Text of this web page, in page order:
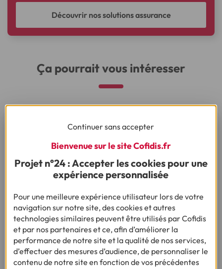
Découvrir nos solutions assurance
Ça pourrait vous intéresser
Vous nous avez posé la question, on vous
Besoin d'en savoir plus sur le crédit ?
Continuer sans accepter
Bienvenue sur le site Cofidis.fr
Projet n°24 : Accepter les cookies pour une
expérience personnalisée
Pour une meilleure expérience utilisateur lors de votre
navigation sur notre site, des cookies et autres
technologies similaires peuvent être utilisés par Cofidis
et par nos partenaires et ce, afin d’améliorer la
performance de notre site et la qualité de nos services,
d’effectuer des mesures d’audience, de personnaliser le
contenu de notre site en fonction de vos précédentes